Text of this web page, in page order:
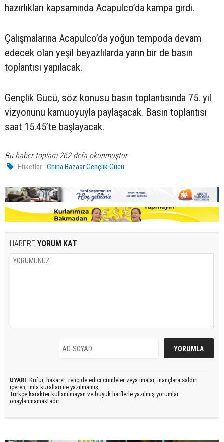
hazırlıkları kapsamında Acapulco’da kampa girdi.
Çalışmalarına Acapulco’da yoğun tempoda devam
edecek olan yeşil beyazlılarda yarın bir de basın
toplantısı yapılacak.
Gençlik Gücü, söz konusu basın toplantısında 75. yıl
vizyonunu kamuoyuyla paylaşacak. Basın toplantısı
saat 15.45’te başlayacak.
Bu haber toplam 262 defa okunmuştur
Etiketler : China Bazaar Gençlik Gücü
HABERE YORUM KAT
UYARI: Küfür, hakaret, rencide edici cümleler veya imalar, inançlara saldırı
içeren, imla kuralları ile yazılmamış,
Türkçe karakter kullanılmayan ve büyük harflerle yazılmış yorumlar
onaylanmamaktadır.